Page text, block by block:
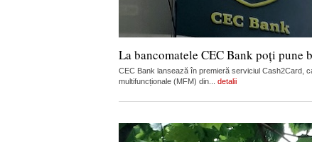
La bancomatele CEC Bank poți pune
CEC Bank lansează în premieră serviciul Cash2Card,
multifuncționale (MFM) din... detalii